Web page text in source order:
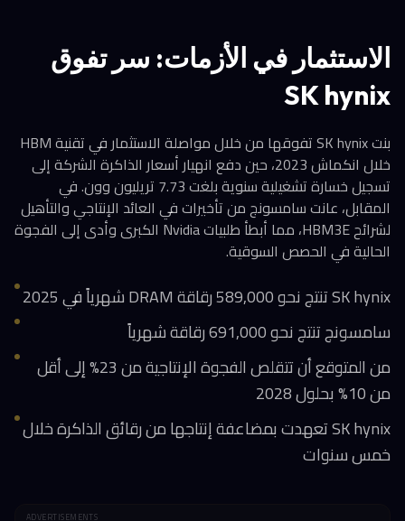
الاستثمار في الأزمات: سر تفوق
SK hynix
بنت SK hynix تفوقها من خلال مواصلة الاستثمار في تقنية HBM
خلال انكماش 2023، حين دفع انهيار أسعار الذاكرة الشركة إلى
تسجيل خسارة تشغيلية سنوية بلغت 7.73 تريليون وون. في
المقابل، عانت سامسونج من تأخيرات في العائد الإنتاجي والتأهيل
لشرائح HBM3E، مما أبطأ طلبيات Nvidia الكبرى وأدى إلى الفجوة
الحالية في الحصص السوقية.
SK hynix تنتج نحو 589,000 رقاقة DRAM شهرياً في 2025
سامسونج تنتج نحو 691,000 رقاقة شهرياً
من المتوقع أن تتقلص الفجوة الإنتاجية من 23% إلى أقل
من 10% بحلول 2028
SK hynix تعهدت بمضاعفة إنتاجها من رقائق الذاكرة خلال
خمس سنوات
ADVERTISEMENTS